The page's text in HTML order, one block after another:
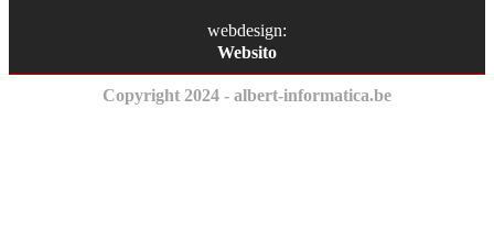
webdesign:
Websito
Copyright 2024 - albert-informatica.be